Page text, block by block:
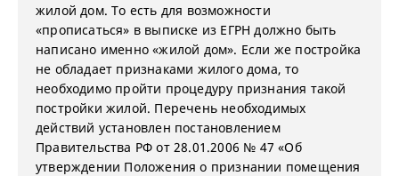
жилой дом. То есть для возможности
«прописаться» в выписке из ЕГРН должно быть
написано именно «жилой дом». Если же постройка
не обладает признаками жилого дома, то
необходимо пройти процедуру признания такой
постройки жилой. Перечень необходимых
действий установлен постановлением
Правительства РФ от 28.01.2006 № 47 «Об
утверждении Положения о признании помещения